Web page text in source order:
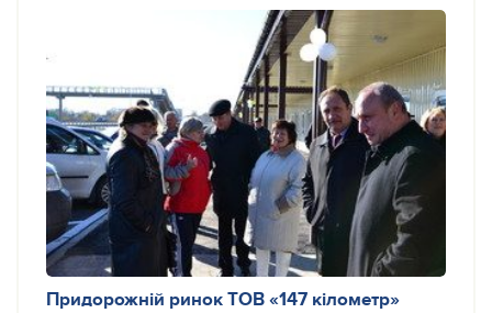
Придорожній ринок ТОВ «147 кілометр»